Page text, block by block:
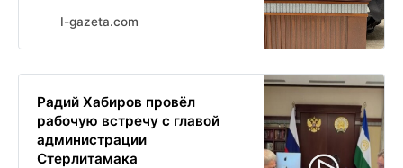
I-gazeta.com
Радий Хабиров провёл
рабочую встречу с главой
администрации
Стерлитамака